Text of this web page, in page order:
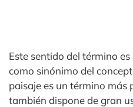
Este sentido del término
como sinónimo del
paisaje es un término más
también dispone de gran